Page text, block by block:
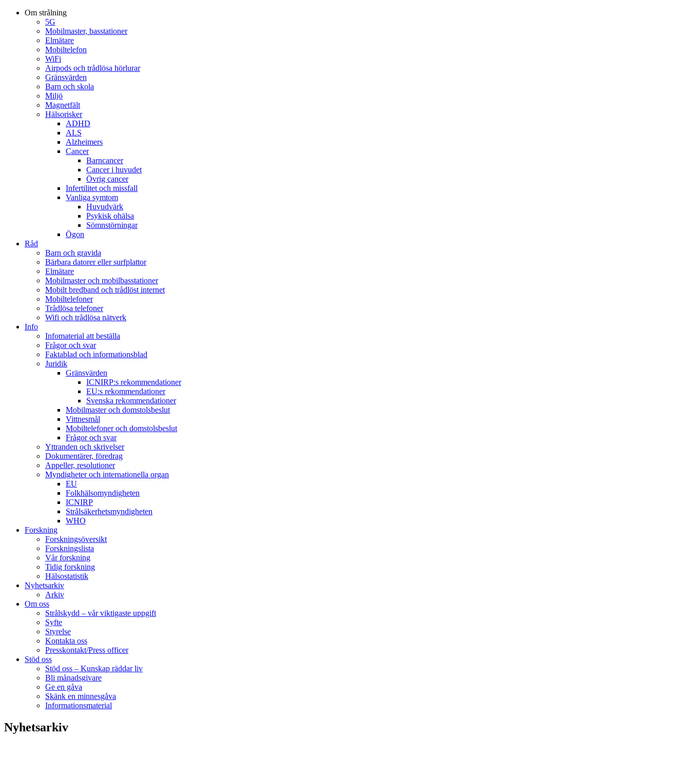
Om strålning
5G
Mobilmaster, basstationer
Elmätare
Mobiltelefon
WiFi
Airpods och trådlösa hörlurar
Gränsvärden
Barn och skola
Miljö
Magnetfält
Hälsorisker
ADHD
ALS
Alzheimers
Cancer
Barncancer
Cancer i huvudet
Övrig cancer
Infertilitet och missfall
Vanliga symtom
Huvudvärk
Psykisk ohälsa
Sömnstörningar
Ögon
Råd
Barn och gravida
Bärbara datorer eller surfplattor
Elmätare
Mobilmaster och mobilbasstationer
Mobilt bredband och trådlöst internet
Mobiltelefoner
Trådlösa telefoner
Wifi och trådlösa nätverk
Info
Infomaterial att beställa
Frågor och svar
Faktablad och informationsblad
Juridik
Gränsvärden
ICNIRP:s rekommendationer
EU:s rekommendationer
Svenska rekommendationer
Mobilmaster och domstolsbeslut
Vittnesmål
Mobiltelefoner och domstolsbeslut
Frågor och svar
Yttranden och skrivelser
Dokumentärer, föredrag
Appeller, resolutioner
Myndigheter och internationella organ
EU
Folkhälsomyndigheten
ICNIRP
Strålsäkerhetsmyndigheten
WHO
Forskning
Forskningsöversikt
Forskningslista
Vår forskning
Tidig forskning
Hälsostatistik
Nyhetsarkiv
Arkiv
Om oss
Strålskydd – vår viktigaste uppgift
Syfte
Styrelse
Kontakta oss
Presskontakt/Press officer
Stöd oss
Stöd oss – Kunskap räddar liv
Bli månadsgivare
Ge en gåva
Skänk en minnesgåva
Informationsmaterial
Nyhetsarkiv